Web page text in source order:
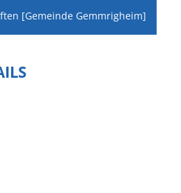
[Gemeinde Gemmrigheim]